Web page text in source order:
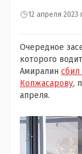
12 апреля 2023
Очередное
которого
Амиралин
Копжасарову,
апреля.